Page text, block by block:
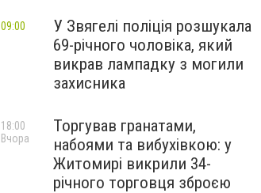
У Звягелі поліція розшукала
69-річного чоловіка, який
викрав лампадку з могили
захисника
09:00
Торгував гранатами,
набоями та вибухівкою: у
Житомирі викрили 34-
річного торговця зброєю
18:00
Вчора